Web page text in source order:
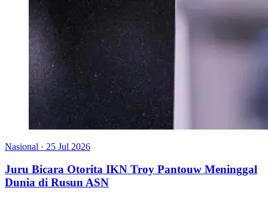
Nasional · 25 Jul 2026
Juru Bicara Otorita IKN Troy Pantouw Meninggal
Dunia di Rusun ASN